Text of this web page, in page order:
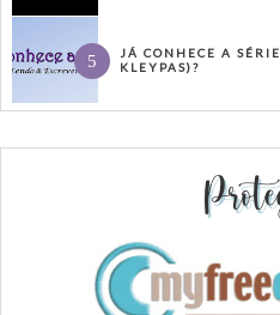
JÁ CONHECE A
KLEYPAS)?